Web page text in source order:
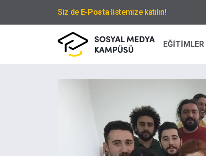
Siz de E-Postalistemize katılın!
EĞİTİMLER